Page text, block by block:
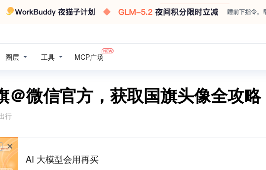
圈层 工具 MCP广场
＠微信官方，获取国旗头像全攻略
行
AI 大模型会用再买